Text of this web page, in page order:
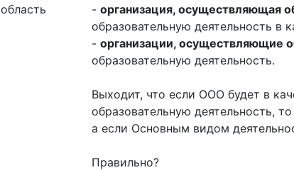
область
- организация, осуществляющая
образовательную деятельность в
- организации, осуществляющие
образовательную деятельность.
Выходит, что если ООО будет в
образовательную деятельность,
а если Основным видом
Правильно?